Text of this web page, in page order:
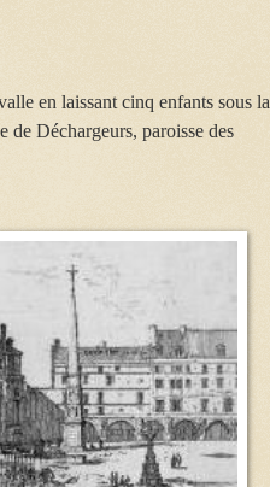
en laissant cinq enfants sous la
Déchargeurs, paroisse des